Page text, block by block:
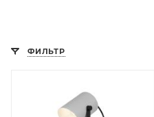
ФИЛЬТР